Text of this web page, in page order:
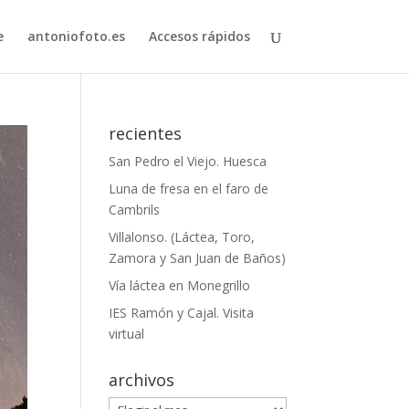
antoniofoto.es Accesos rápidos
recientes
San Pedro el Viejo. Huesca
Luna de fresa en el faro de
Cambrils
Villalonso. (Láctea, Toro,
Zamora y San Juan de Baños)
Vía láctea en Monegrillo
IES Ramón y Cajal. Visita
virtual
archivos